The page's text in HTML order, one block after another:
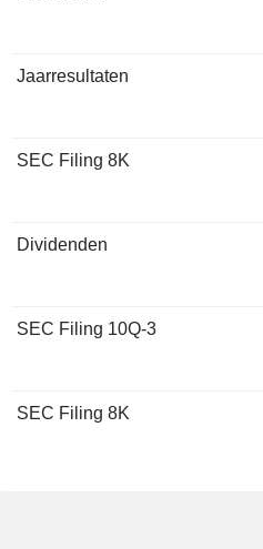
Jaarresultaten
SEC Filing 8K
Dividenden
SEC Filing 10Q-3
SEC Filing 8K